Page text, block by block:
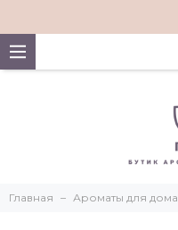
Главная Ароматы для дома